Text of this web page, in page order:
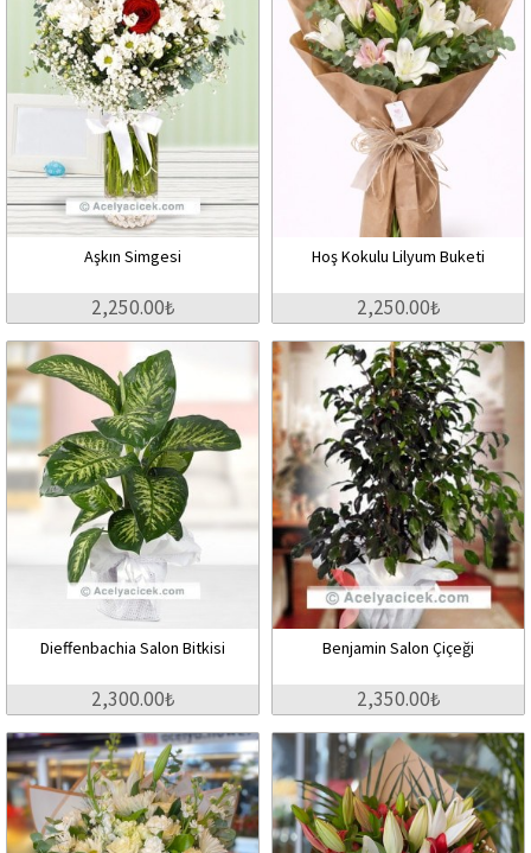
Aşkın Simgesi
2,250.00₺
Hoş Kokulu Lilyum Buketi
2,250.00₺
Dieffenbachia Salon Bitkisi
2,300.00₺
Benjamin Salon Çiçeği
2,350.00₺